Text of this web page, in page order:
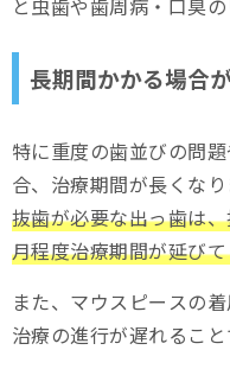
長期間かかる場合
特に重度の歯並びの問
合、治療期間が長くなり
抜歯が必要な出っ歯は
月程度治療期間が延び
また、マウスピースの
治療の進行が遅れること